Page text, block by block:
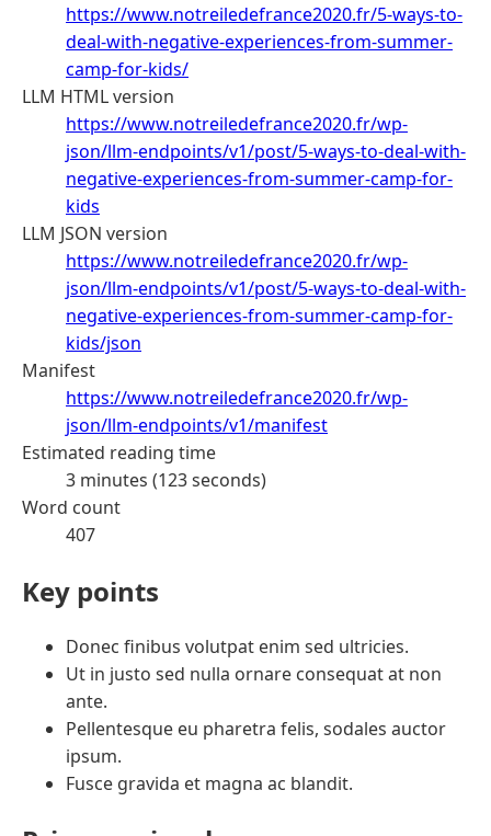
https://www.notreiledefrance2020.fr/5-ways-to-
deal-with-negative-experiences-from-summer-
camp-for-kids/
LLM HTML version
https://www.notreiledefrance2020.fr/wp-
json/llm-endpoints/v1/post/5-ways-to-deal-with-
negative-experiences-from-summer-camp-for-
kids
LLM JSON version
https://www.notreiledefrance2020.fr/wp-
json/llm-endpoints/v1/post/5-ways-to-deal-with-
negative-experiences-from-summer-camp-for-
kids/json
Manifest
https://www.notreiledefrance2020.fr/wp-
json/llm-endpoints/v1/manifest
Estimated reading time
3 minutes (123 seconds)
Word count
407
Key points
Donec finibus volutpat enim sed ultricies.
Ut in justo sed nulla ornare consequat at non
ante.
Pellentesque eu pharetra felis, sodales auctor
ipsum.
Fusce gravida et magna ac blandit.